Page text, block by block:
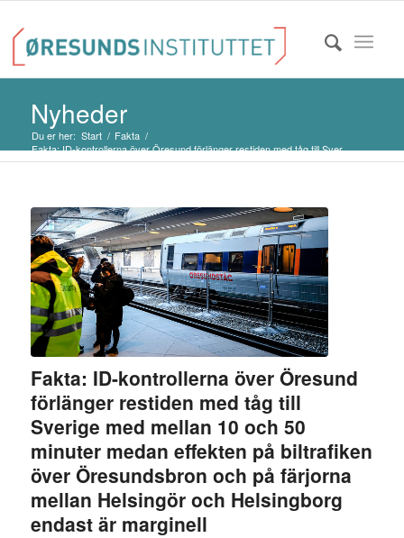
Nyheder
Du er her: Start / Fakta /
Fakta: ID-kontrollerna över Öresund förlänger restiden med tåg till Sver...
Fakta: ID-kontrollerna över Öresund
förlänger restiden med tåg till
Sverige med mellan 10 och 50
minuter medan effekten på biltrafiken
över Öresundsbron och på färjorna
mellan Helsingör och Helsingborg
endast är marginell